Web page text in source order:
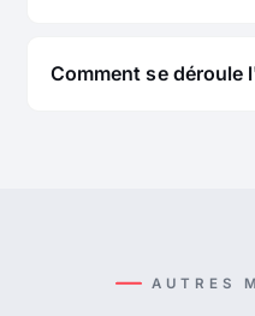
Comment se déroule
AUTRES